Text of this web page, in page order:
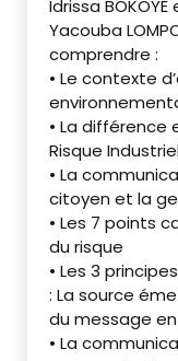
Idrissa
Yacouba
comprendre :
• Le contexte
• La différence
Risque
• La
citoyen et la
• Les 7 points
du risque
• Les 3
: La source
du message
• La